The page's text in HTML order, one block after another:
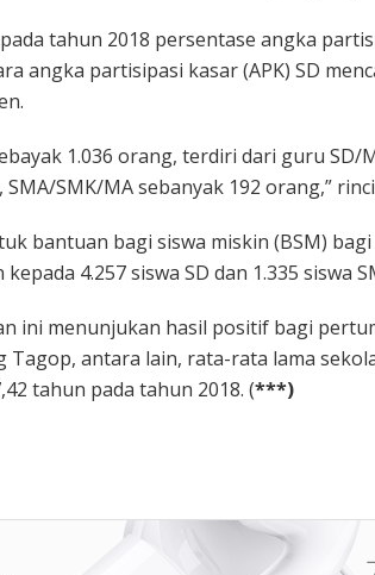
tahun 2018 persentase angka
angka partisipasi kasar (APK) SD
1.036 orang, terdiri dari guru SD/
SMK/MA sebanyak 192 orang,”
bantuan bagi siswa miskin (BSM)
4.257 siswa SD dan 1.335 siswa
ini menunjukan hasil positif bagi
Tagop, antara lain, rata-rata lama
tahun pada tahun 2018. (***)